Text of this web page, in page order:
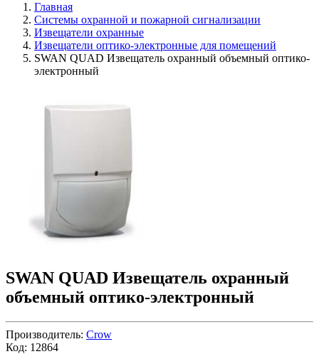
Главная
Системы охранной и пожарной сигнализации
Извещатели охранные
Извещатели оптико-электронные для помещений
SWAN QUAD Извещатель охранный объемный оптико-
электронный
SWAN QUAD Извещатель охранный
объемный оптико-электронный
Производитель: Crow
Код: 12864